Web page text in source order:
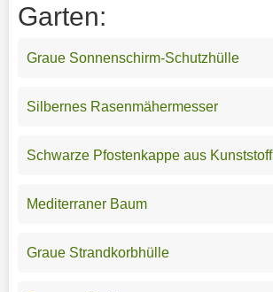
Garten:
Graue Sonnenschirm-Schutzhülle
Silbernes Rasenmähermesser
Schwarze Pfostenkappe aus Kunststoff
Mediterraner Baum
Graue Strandkorbhülle